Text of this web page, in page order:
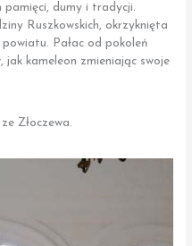
pamięci, dumy i tradycji.
Ruszkowskich, okrzyknięta
Pałac od pokoleń
jak kameleon zmieniając swoje
Złoczewa.